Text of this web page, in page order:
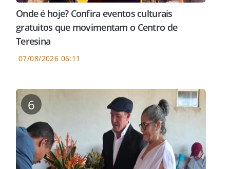
Onde é hoje? Confira eventos culturais
gratuitos que movimentam o Centro de
Teresina
07/08/2026 06:11
6